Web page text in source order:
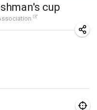
cup
|アメリカ合衆国
tornooi